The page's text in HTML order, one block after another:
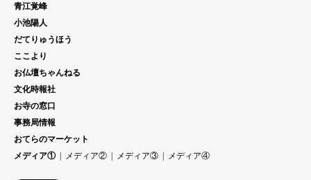
青江覚峰
小池陽人
だてりゅうほう
ここより
お仏壇ちゃんねる
文化時報社
お寺の窓口
事務局情報
おてらのマーケット
メディア①
メディア② メディア③ メディア④